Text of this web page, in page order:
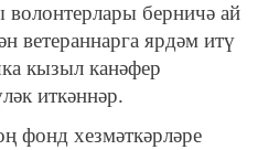
берничә ай
ветераннарга ярдәм итү
кызыл канәфер
иткәннәр.
фонд хезмәткәрләре